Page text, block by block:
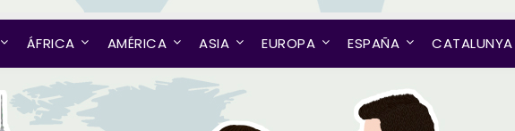
ÁFRICA AMÉRICA ASIA EUROPA ESPAÑA CATALUNYA